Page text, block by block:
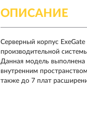
ОПИСАНИЕ
Серверный корпус
производительной
Данная модель выполнена
внутренним
также до 7 плат